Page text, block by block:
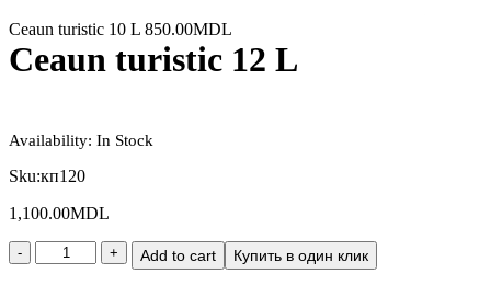
Ceaun turistic 10 L 850.00MDL
Ceaun turistic 12 L
Availability: In Stock
Sku:кп120
1,100.00MDL
Add to cart Купить в один клик